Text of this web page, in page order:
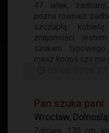
47 latek,
pozna również
szczupłą
znajomości.
szukam
masz kogoś czy nie
Pan szuka pani
Wrocław,
Zdrowa. 170 cm,